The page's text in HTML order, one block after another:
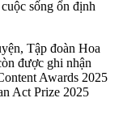
sống ổn định
Tập đoàn Hoa
được ghi nhận
Awards 2025
Act Prize 2025